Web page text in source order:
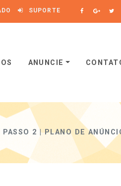
SUPORTE
ANUNCIE
PASSO 2 | PLANO DE